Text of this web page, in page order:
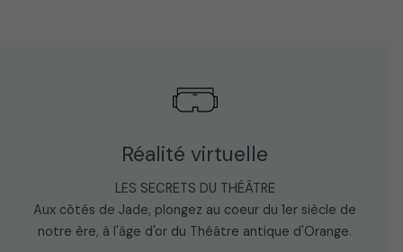
Réalité virtuelle
LES SECRETS DU THÉÂTRE
Aux côtés de Jade, plongez au coeur du 1er siècle de
notre ère, à l'âge d'or du Théâtre antique d'Orange.